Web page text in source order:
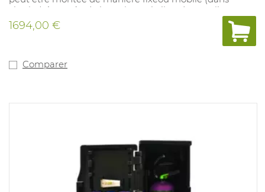
chariot), à portée de la main sur le lieu de travail,
remplie du liquide HEXAFLUORINE®, utilisable en cas
éclaboussures chimiques, jet deau vaporisateur pour
une répartition parfaite, se conserve pendant 2 ans et
gaz de propulsion et le liquide, peut être rechargée.
1694,00 €
Comparer